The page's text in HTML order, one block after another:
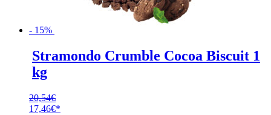
- 15%
Stramondo Crumble Cocoa Biscuit 1
kg
20,54€
Ursprünglicher
17,46€